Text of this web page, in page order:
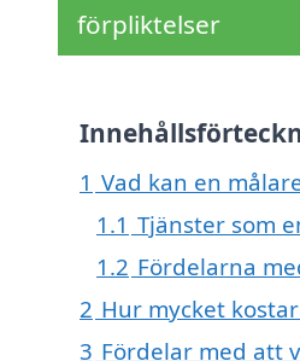
förpliktelser
1 Vad kan en
1.1 Tjänster som
1.2 Fördelarna
2 Hur mycket
3 Fördelar med att